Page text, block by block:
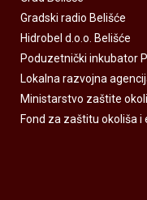
Gradski radio Belišće
Hidrobel d.o.o. Belišće
Poduzetnički inkubator
Lokalna razvojna
Ministarstvo zaštite
Fond za zaštitu okoliša